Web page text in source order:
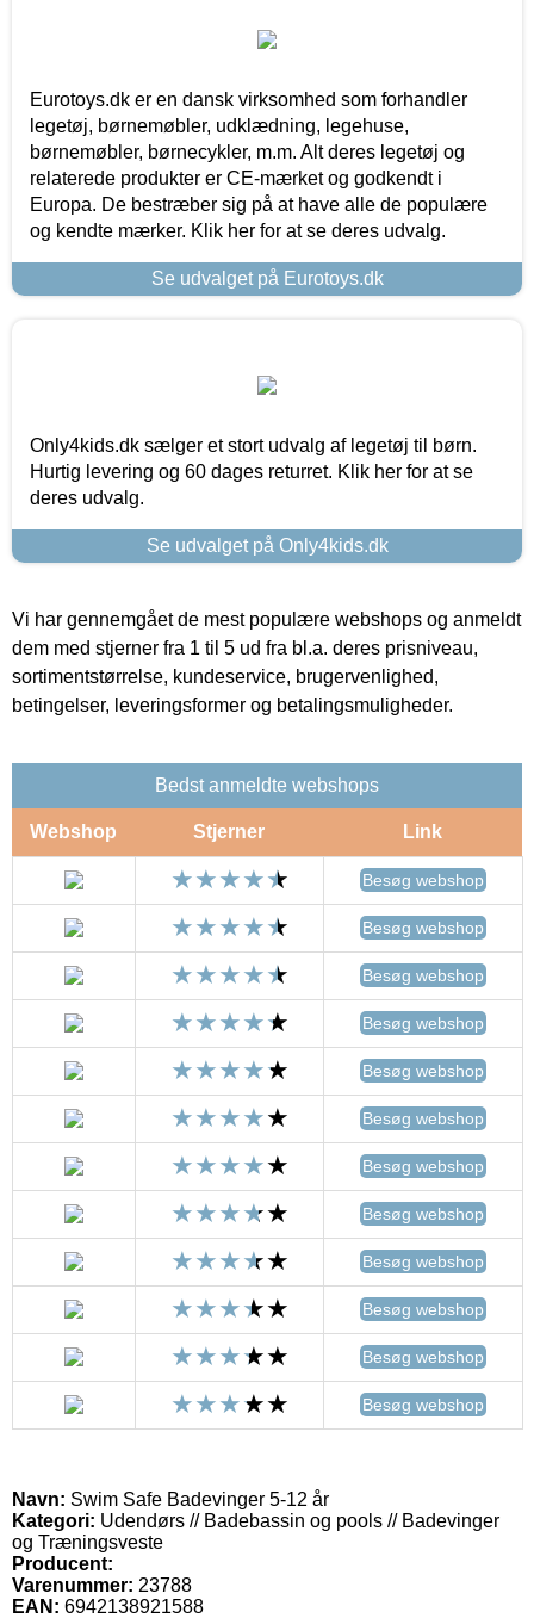
Eurotoys.dk er en dansk virksomhed som forhandler
legetøj, børnemøbler, udklædning, legehuse,
børnemøbler, børnecykler, m.m. Alt deres legetøj og
relaterede produkter er CE-mærket og godkendt i
Europa. De bestræber sig på at have alle de populære
og kendte mærker. Klik her for at se deres udvalg.
Se udvalget på Eurotoys.dk
Only4kids.dk sælger et stort udvalg af legetøj til børn.
Hurtig levering og 60 dages returret. Klik her for at se
deres udvalg.
Se udvalget på Only4kids.dk
Vi har gennemgået de mest populære webshops og anmeldt
dem med stjerner fra 1 til 5 ud fra bl.a. deres prisniveau,
sortimentstørrelse, kundeservice, brugervenlighed,
betingelser, leveringsformer og betalingsmuligheder.
Bedst anmeldte webshops
Webshop Stjerner Link
Besøg webshop
Besøg webshop
Besøg webshop
Besøg webshop
Besøg webshop
Besøg webshop
Besøg webshop
Besøg webshop
Besøg webshop
Besøg webshop
Besøg webshop
Besøg webshop
Navn: Swim Safe Badevinger 5-12 år
Kategori: Udendørs // Badebassin og pools // Badevinger
og Træningsveste
Producent:
Varenummer: 23788
EAN: 6942138921588